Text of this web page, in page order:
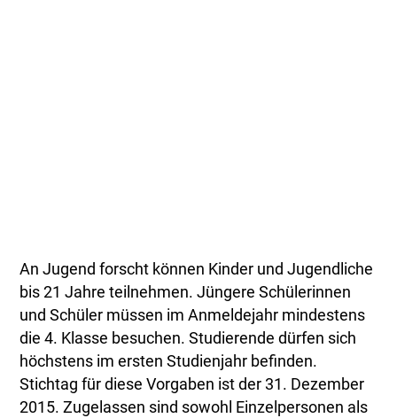
An Jugend forscht können Kinder und Jugendliche
bis 21 Jahre teilnehmen. Jüngere Schülerinnen
und Schüler müssen im Anmeldejahr mindestens
die 4. Klasse besuchen. Studierende dürfen sich
höchstens im ersten Studienjahr befinden.
Stichtag für diese Vorgaben ist der 31. Dezember
2015. Zugelassen sind sowohl Einzelpersonen als